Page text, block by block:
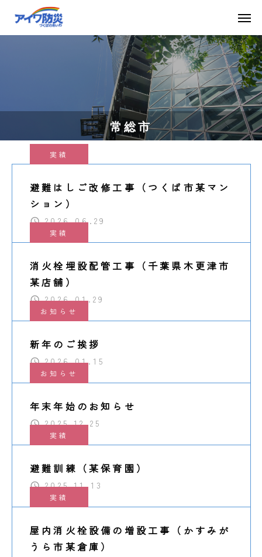
常総市
実績
避難はしご改修工事（つくば市某マン
ション）
2026.06.29
実績
消火栓埋設配管工事（千葉県木更津市
某店舗）
2026.01.29
お知らせ
新年のご挨拶
2026.01.15
お知らせ
年末年始のお知らせ
2025.12.25
実績
避難訓練（某保育園）
2025.11.13
実績
屋内消火栓設備の増設工事（かすみが
うら市某倉庫）